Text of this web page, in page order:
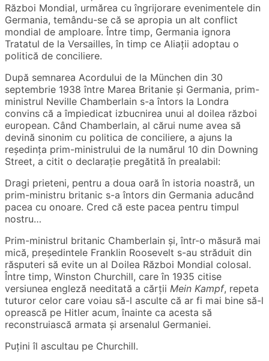
Război Mondial, urmărea cu îngrijorare evenimentele din
Germania, temându-se că se apropia un alt conflict
mondial de amploare. Între timp, Germania ignora
Tratatul de la Versailles, în timp ce Aliații adoptau o
politică de conciliere.
După semnarea Acordului de la München din 30
septembrie 1938 între Marea Britanie și Germania, prim-
ministrul Neville Chamberlain s-a întors la Londra
convins că a împiedicat izbucnirea unui al doilea război
european. Când Chamberlain, al cărui nume avea să
devină sinonim cu politica de conciliere, a ajuns la
reședința prim-ministrului de la numărul 10 din Downing
Street, a citit o declarație pregătită în prealabil:
Dragi prieteni, pentru a doua oară în istoria noastră, un
prim-ministru britanic s-a întors din Germania aducând
pacea cu onoare. Cred că este pacea pentru timpul
nostru…
Prim-ministrul britanic Chamberlain și, într-o măsură mai
mică, președintele Franklin Roosevelt s-au străduit din
răsputeri să evite un al Doilea Război Mondial colosal.
Între timp, Winston Churchill, care în 1935 citise
versiunea engleză needitată a cărții Mein Kampf, repeta
tuturor celor care voiau să-l asculte că ar fi mai bine să-l
oprească pe Hitler acum, înainte ca acesta să
reconstruiască armata și arsenalul Germaniei.
Puțini îl ascultau pe Churchill.